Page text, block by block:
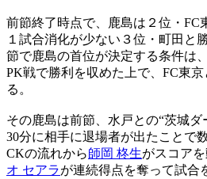
前節終了時点で、鹿島は２位・FC
１試合消化が少ない３位・町田と
節で鹿島の首位が決定する条件は
PK戦で勝利を収めた上で、FC東
る。
その鹿島は前節、水戸との“茨城ダ
30分に相手に退場者が出たことで
CKの流れから師岡 柊生がスコア
オ セアラが連続得点を奪って試合